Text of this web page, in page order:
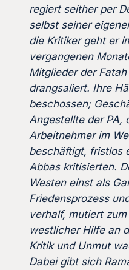
regiert seither per
selbst seiner
die Kritiker geht er
vergangenen
Mitglieder der
drangsaliert. Ihre
beschossen;
Angestellte der PA,
Arbeitnehmer im
beschäftigt, fristlos
Abbas kritisierten.
Westen einst als
Friedensprozess
verhalf, mutiert
westlicher Hilfe an
Kritik und Unmut
Dabei gibt sich